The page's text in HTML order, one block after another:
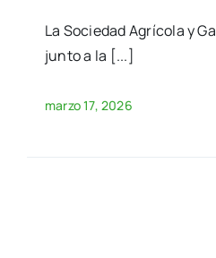
La Sociedad Agrícola y
junto a la [...]
marzo 17, 2026